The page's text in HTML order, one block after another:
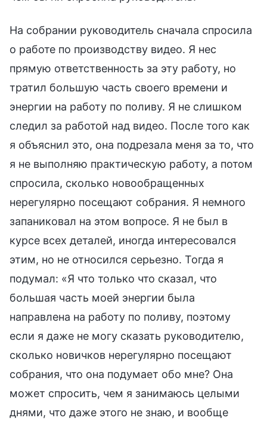
На собрании руководитель сначала спросила
о работе по производству видео. Я нес
прямую ответственность за эту работу, но
тратил большую часть своего времени и
энергии на работу по поливу. Я не слишком
следил за работой над видео. После того как
я объяснил это, она подрезала меня за то, что
я не выполняю практическую работу, а потом
спросила, сколько новообращенных
нерегулярно посещают собрания. Я немного
запаниковал на этом вопросе. Я не был в
курсе всех деталей, иногда интересовался
этим, но не относился серьезно. Тогда я
подумал: «Я что только что сказал, что
большая часть моей энергии была
направлена на работу по поливу, поэтому
если я даже не могу сказать руководителю,
сколько новичков нерегулярно посещают
собрания, что она подумает обо мне? Она
может спросить, чем я занимаюсь целыми
днями, что даже этого не знаю, и вообще